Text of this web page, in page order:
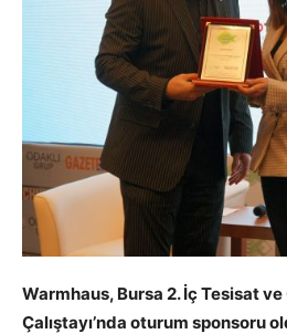
Warmhaus, Bursa 2. İç Tesisat
Çalıştayı’nda oturum sponsoru